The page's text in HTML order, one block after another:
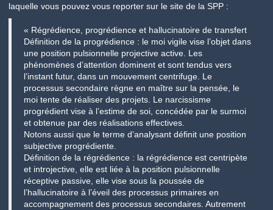
laquelle vous pouvez vous reporter sur le site de la SPP :
« Régrédience, progrédience et hallucinatoire de transfert
Définition de la progrédience : le moi vigile vise l’objet dans
une position pulsionnelle projective active. Les
phénomènes d’attention dominent et sont tendus vers
l’instant futur, dans un mouvement centrifuge. Le
processus secondaire règne en maître sur la pensée, le
moi tente de réaliser des projets. Le narcissisme
progrédient vise à l’estime de soi, concédée par le surmoi
et obtenue par des réalisations effectives.
Notons aussi que le terme d’analysant définit une position
subjective progrédiente.
Définition de la régrédience : la régrédience est centripète
et introjective, elle est liée à la position pulsionnelle
réceptive passive, elle vise sous la poussée de
l’hallucinatoire à l’éveil des processus primaires en
accompagnement des processus secondaires. Autrement